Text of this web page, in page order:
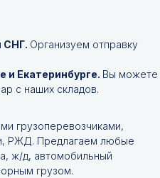
СНГ. Организуем отправку
и Екатеринбурге. Вы можете
с наших складов.
грузоперевозчиками,
РЖД. Предлагаем любые
ж/д, автомобильный
грузом.